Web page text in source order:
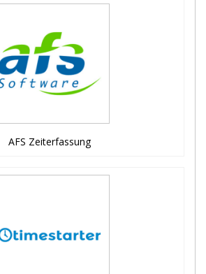
AFS Zeiterfassung